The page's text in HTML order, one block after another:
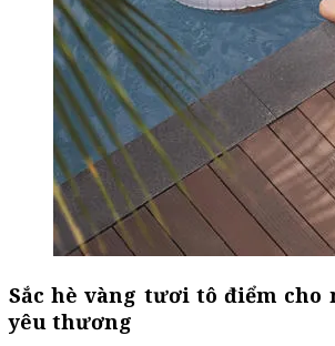
Sắc hè vàng tươi tô điểm cho
yêu thương